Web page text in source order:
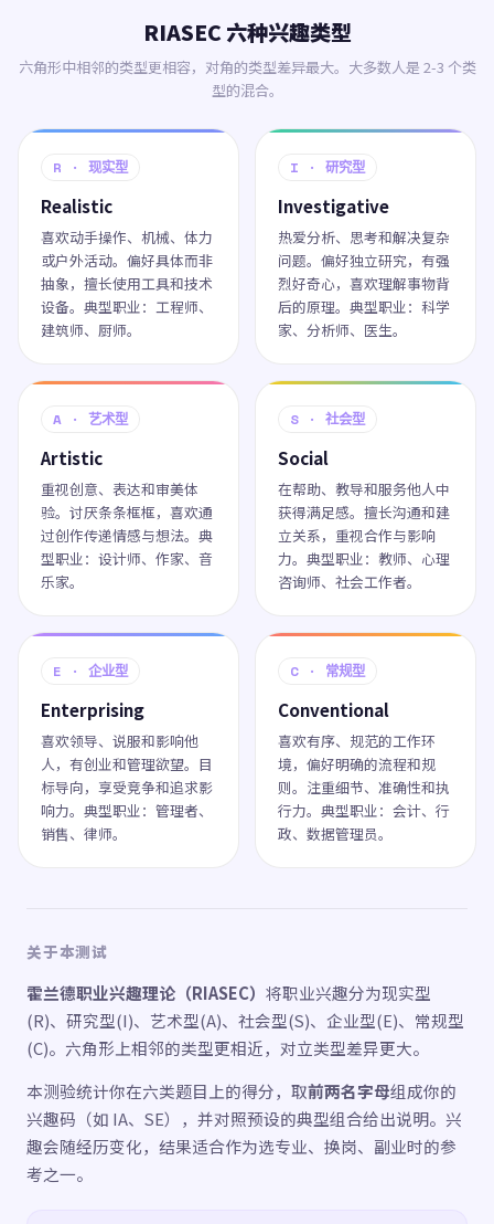
RIASEC 六种兴趣类型
六角形中相邻的类型更相容，对角的类型差异最大。大多数人是 2-3 个类
型的混合。
R · 现实型
Realistic
喜欢动手操作、机械、体力
或户外活动。偏好具体而非
抽象，擅长使用工具和技术
设备。典型职业：工程师、
建筑师、厨师。
I · 研究型
Investigative
热爱分析、思考和解决复杂
问题。偏好独立研究，有强
烈好奇心，喜欢理解事物背
后的原理。典型职业：科学
家、分析师、医生。
A · 艺术型
Artistic
重视创意、表达和审美体
验。讨厌条条框框，喜欢通
过创作传递情感与想法。典
型职业：设计师、作家、音
乐家。
S · 社会型
Social
在帮助、教导和服务他人中
获得满足感。擅长沟通和建
立关系，重视合作与影响
力。典型职业：教师、心理
咨询师、社会工作者。
E · 企业型
Enterprising
喜欢领导、说服和影响他
人，有创业和管理欲望。目
标导向，享受竞争和追求影
响力。典型职业：管理者、
销售、律师。
C · 常规型
Conventional
喜欢有序、规范的工作环
境，偏好明确的流程和规
则。注重细节、准确性和执
行力。典型职业：会计、行
政、数据管理员。
关于本测试
霍兰德职业兴趣理论（RIASEC） 将职业兴趣分为现实型
(R)、研究型(I)、艺术型(A)、社会型(S)、企业型(E)、常规型
(C)。六角形上相邻的类型更相近，对立类型差异更大。
本测验统计你在六类题目上的得分，取前两名字母组成你的
兴趣码（如 IA、SE），并对照预设的典型组合给出说明。兴
趣会随经历变化，结果适合作为选专业、换岗、副业时的参
考之一。